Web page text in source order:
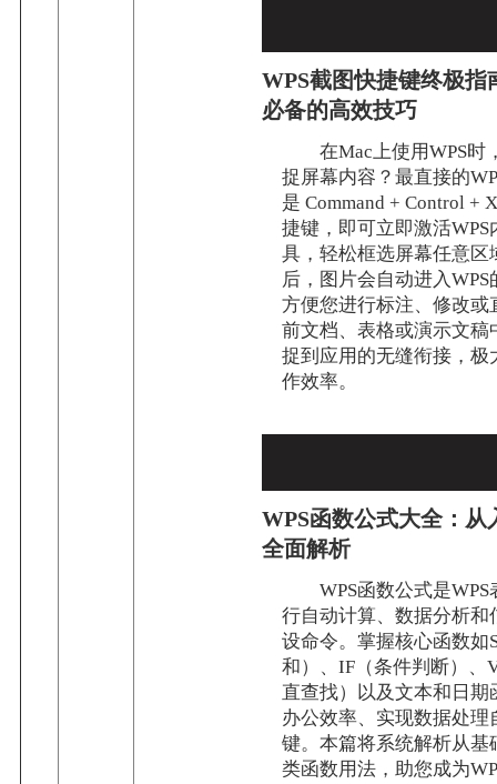
WPS截图快捷键终极指
必备的高效技巧
在Mac上使用WPS时
捉屏幕内容？最直接的
是 Command + Control +
捷键，即可立即激活
具，轻松框选屏幕任意区
后，图片会自动进入
方便您进行标注、修改或
前文档、表格或演示文稿
捉到应用的无缝衔接，极
作效率。
WPS函数公式大全：从
全面解析
WPS函数公式是
行自动计算、数据分析和
设命令。掌握核心函数如
和）、IF（条件判断）、
直查找）以及文本和日期
办公效率、实现数据处理
键。本篇将系统解析从基
类函数用法，助您成为